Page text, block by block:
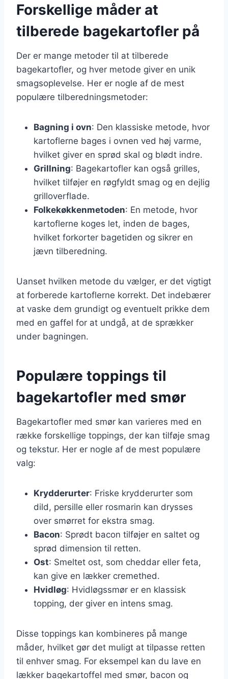
Forskellige måder at
tilberede bagekartofler på
Der er mange metoder til at tilberede
bagekartofler, og hver metode giver en unik
smagsoplevelse. Her er nogle af de mest
populære tilberedningsmetoder:
Bagning i ovn: Den klassiske metode, hvor
kartoflerne bages i ovnen ved høj varme,
hvilket giver en sprød skal og blødt indre.
Grillning: Bagekartofler kan også grilles,
hvilket tilføjer en røgfyldt smag og en dejlig
grilloverflade.
Folkekøkkenmetoden: En metode, hvor
kartoflerne koges let, inden de bages,
hvilket forkorter bagetiden og sikrer en
jævn tilberedning.
Uanset hvilken metode du vælger, er det vigtigt
at forberede kartoflerne korrekt. Det indebærer
at vaske dem grundigt og eventuelt prikke dem
med en gaffel for at undgå, at de sprækker
under bagningen.
Populære toppings til
bagekartofler med smør
Bagekartofler med smør kan varieres med en
række forskellige toppings, der kan tilføje smag
og tekstur. Her er nogle af de mest populære
valg:
Krydderurter: Friske krydderurter som
dild, persille eller rosmarin kan drysses
over smørret for ekstra smag.
Bacon: Sprødt bacon tilføjer en saltet og
sprød dimension til retten.
Ost: Smeltet ost, som cheddar eller feta,
kan give en lækker cremethed.
Hvidløg: Hvidløgssmør er en klassisk
topping, der giver en intens smag.
Disse toppings kan kombineres på mange
måder, hvilket gør det muligt at tilpasse retten
til enhver smag. For eksempel kan du lave en
lækker bagekartoffel med smør, bacon og